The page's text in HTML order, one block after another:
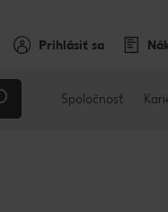
Prihlásiť sa
Spoločnosť